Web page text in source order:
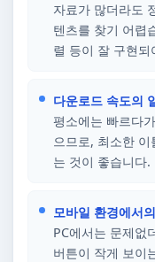
자료가 많더라도
텐츠를 찾기 어렵
렬 등이 잘 구현
다운로드 속도의
평소에는 빠르다
으므로, 최소한
는 것이 좋습니다.
모바일 환경에서
PC에서는 문제없
버튼이 작게 보이